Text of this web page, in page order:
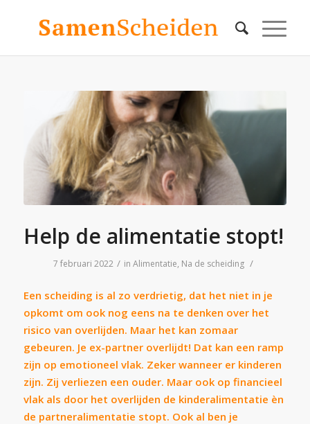
Help de alimentatie stopt!
7 februari 2022 / in Alimentatie, Na de scheiding /
Een scheiding is al zo verdrietig, dat het niet in je
opkomt om ook nog eens na te denken over het
risico van overlijden. Maar het kan zomaar
gebeuren. Je ex-partner overlijdt! Dat kan een ramp
zijn op emotioneel vlak. Zeker wanneer er kinderen
zijn. Zij verliezen een ouder. Maar ook op financieel
vlak als door het overlijden de kinderalimentatie èn
de partneralimentatie stopt. Ook al ben je